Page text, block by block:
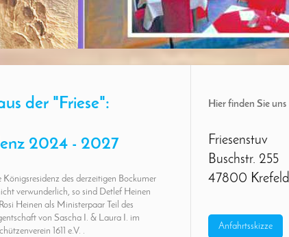
der "Friese":
2024 - 2027
des derzeitigen Bockumer
verwunderlich, so sind Detlef Heinen
Heinen als Ministerpaar Teil des
von Sascha I. & Laura I. im
1611 e.V. .
Hier finden Sie uns
Friesenstuv
Buschstr. 255
47800 Krefeld
Anfahrtsskizze